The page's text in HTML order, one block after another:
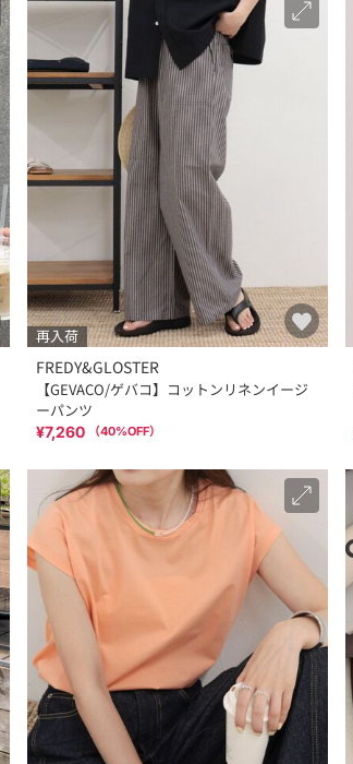
再入荷
FREDY&GLOSTER
【GEVACO/ゲバコ】コットンリネンイージ
ーパンツ
¥7,260 （40%OFF）